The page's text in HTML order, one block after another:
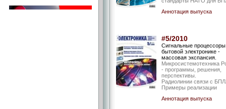
Аннотация выпуска
#5/2010
Сигнальные
бытовой электронике -
массовая экспансия.
Микросистемотехника
- программы, решения,
перспективы.
Радиолинии связи с
Примеры реализации
Аннотация выпуска